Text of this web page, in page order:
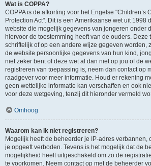
Wat is COPPA?
COPPA is de afkorting voor het Engelse "Children’s
Protection Act". Dit is een Amerikaanse wet uit 1998
website die mogelijk gegevens van jongeren onder
hiervoor de toestemming heeft van de ouders. Deze
schriftelijk of op een andere wijze gegeven worden,
de website persoonlijke gegevens van hun kind,
niet zeker bent of deze wet al dan niet op jou of de
registreren van toepassing is, neem dan contact op
raadgever voor meer informatie. Houd er rekening
geen wettelijke informatie kan verschaffen en ook
voor deze wetgeving, tenzij dit hieronder vermeld
Omhoog
Waarom kan ik niet registreren?
Mogelijk heeft de beheerder je IP-adres verbannen,
je opgeeft verboden. Tevens is het mogelijk dat de
mogelijkheid heeft uitgeschakeld om zo de
te voorkomen. Neem contact op met de beheerder